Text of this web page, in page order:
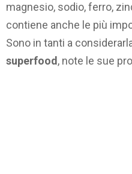
magnesio, sodio, ferro,
contiene anche le più
Sono in tanti a
superfood , note le sue